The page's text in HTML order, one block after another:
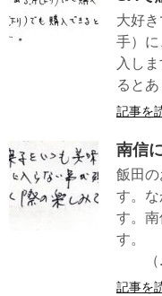
大好
手）
入し
ると
記事を
南信
飯田の
す。
す。
（
記事を